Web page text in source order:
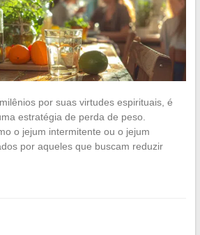
por suas virtudes espirituais, é
estratégia de perda de peso.
o jejum intermitente ou o jejum
por aqueles que buscam reduzir